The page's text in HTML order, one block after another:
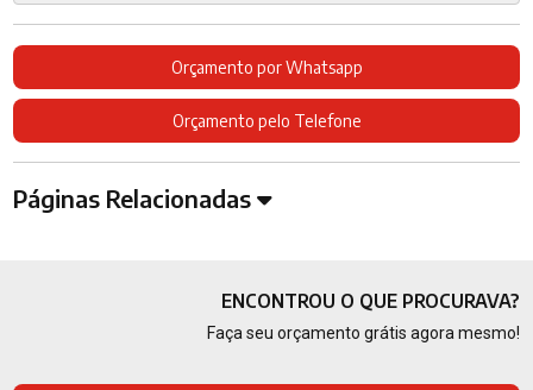
Orçamento por Whatsapp
Orçamento pelo Telefone
Páginas Relacionadas
ENCONTROU O QUE PROCURAVA?
Faça seu orçamento grátis agora mesmo!